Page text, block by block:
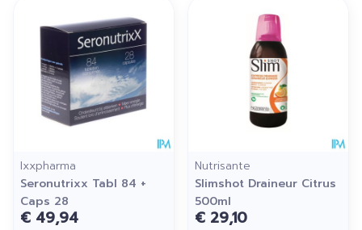
Ixxpharma
Seronutrixx Tabl 84 +
Caps 28
€ 49,94
Nutrisante
Slimshot Draineur Citrus
500ml
€ 29,10